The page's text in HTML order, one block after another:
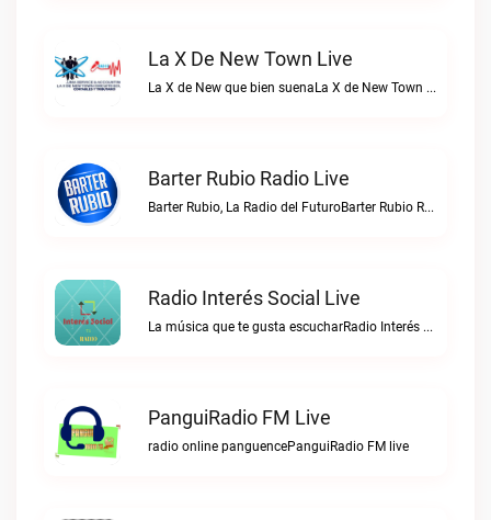
La X De New Town Live
La X de New que bien suenaLa X de New Town live
Barter Rubio Radio Live
Barter Rubio, La Radio del FuturoBarter Rubio Radio live
Radio Interés Social Live
La música que te gusta escucharRadio Interés Social live
PanguiRadio FM Live
radio online panguencePanguiRadio FM live